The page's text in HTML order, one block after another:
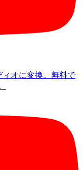
ィオに変換。無料で